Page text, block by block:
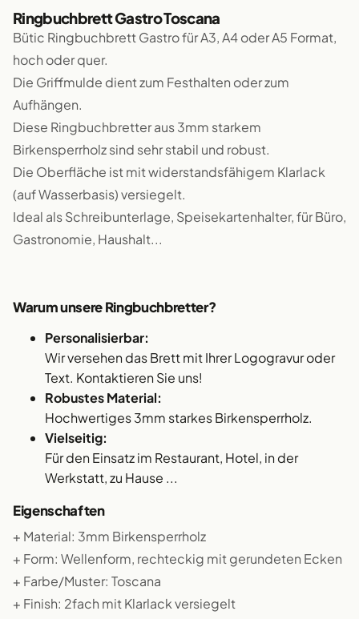
Ringbuchbrett Gastro Toscana
Bütic Ringbuchbrett Gastro für A3, A4 oder A5 Format,
hoch oder quer.
Die Griffmulde dient zum Festhalten oder zum
Aufhängen.
Diese Ringbuchbretter aus 3mm starkem
Birkensperrholz sind sehr stabil und robust.
Die Oberfläche ist mit widerstandsfähigem Klarlack
(auf Wasserbasis) versiegelt.
Ideal als Schreibunterlage, Speisekartenhalter, für Büro,
Gastronomie, Haushalt...
Warum unsere Ringbuchbretter?
Personalisierbar:
Wir versehen das Brett mit Ihrer Logogravur oder
Text. Kontaktieren Sie uns!
Robustes Material:
Hochwertiges 3mm starkes Birkensperrholz.
Vielseitig:
Für den Einsatz im Restaurant, Hotel, in der
Werkstatt, zu Hause ...
Eigenschaften
+ Material: 3mm Birkensperrholz
+ Form: Wellenform, rechteckig mit gerundeten Ecken
+ Farbe/Muster: Toscana
+ Finish: 2fach mit Klarlack versiegelt